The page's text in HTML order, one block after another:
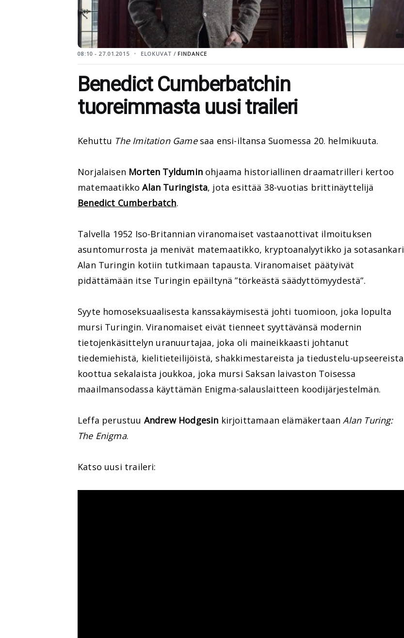
08:10 - 27.01.2015 ELOKUVAT / FINDANCE
Benedict Cumberbatchin
tuoreimmasta uusi traileri
Kehuttu The Imitation Gamesaa ensi-iltansa Suomessa 20. helmikuuta.
Norjalaisen Morten Tylduminohjaama historiallinen draamatrilleri kertoo
matemaatikkoAlan Turingista, jota esittää 38-vuotias brittinäyttelijä
Benedict Cumberbatch.
Talvella 1952 Iso-Britannian viranomaiset vastaanottivat ilmoituksen
asuntomurrosta ja menivät matemaatikko, kryptoanalyytikko ja sotasankari
Alan Turingin kotiin tutkimaan tapausta. Viranomaiset päätyivät
pidättämään itse Turingin epäiltynä ”törkeästä säädyttömyydestä”.
Syyte homoseksuaalisesta kanssakäymisestä johti tuomioon, joka lopulta
mursi Turingin. Viranomaiset eivät tienneet syyttävänsä modernin
tietojenkäsittelyn uranuurtajaa, joka oli maineikkaasti johtanut
tiedemiehistä, kielitieteilijöistä, shakkimestareista ja tiedustelu-upseereista
koottua sekalaista joukkoa, joka mursi Saksan laivaston Toisessa
maailmansodassa käyttämän Enigma-salauslaitteen koodijärjestelmän.
Leffa perustuu Andrew Hodgesin kirjoittamaan elämäkertaanAlan Turing:
The Enigma.
Katso uusi traileri: